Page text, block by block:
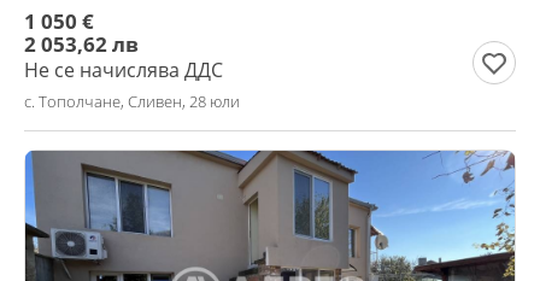
1 050 €
2 053,62 лв
Не се начислява ДДС
с. Тополчане, Сливен, 28 юли